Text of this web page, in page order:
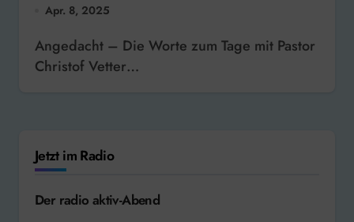
Apr. 8, 2025
Angedacht – Die Worte zum Tage mit Pastor
Christof Vetter…
Jetzt im Radio
Der radio aktiv-Abend